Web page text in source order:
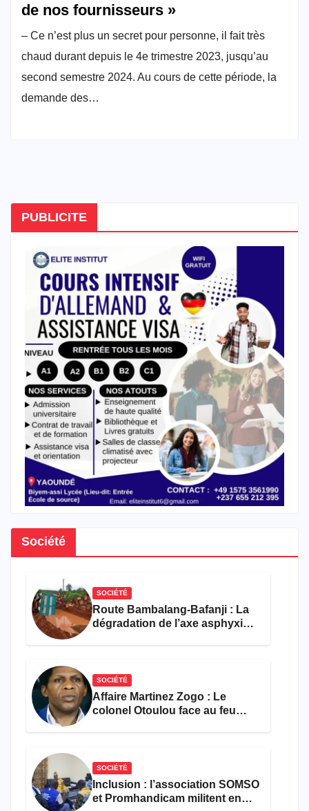
de nos fournisseurs »
– Ce n’est plus un secret pour personne, il fait très
chaud durant depuis le 4e trimestre 2023, jusqu’au
second semestre 2024. Au cours de cette période, la
demande des…
PUBLICITE
Société
SOCIÉTÉ
Route Bambalang-Bafanji : La
dégradation de l’axe asphyxie
SOCIÉTÉ
Affaire Martinez Zogo : Le
colonel Otoulou face au feu
SOCIÉTÉ
Inclusion : l’association SOMSO
et Promhandicam militent en